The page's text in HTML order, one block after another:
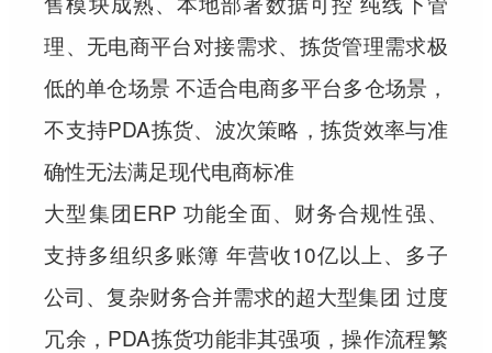
理、无电商平台对接需求、拣货管理需求极
低的单仓场景 不适合电商多平台多仓场景，
不支持PDA拣货、波次策略，拣货效率与准
确性无法满足现代电商标准
大型集团ERP 功能全面、财务合规性强、
支持多组织多账簿 年营收10亿以上、多子
公司、复杂财务合并需求的超大型集团 过度
冗余，PDA拣货功能非其强项，操作流程繁